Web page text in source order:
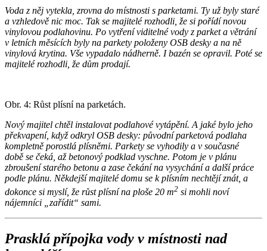
Voda z něj vytekla, zrovna do místnosti s parketami. Ty už byly staré
a vzhledově nic moc. Tak se majitelé rozhodli, že si pořídí novou
vinylovou podlahovinu. Po vytření viditelné vody z parket a větrání
v letních měsících byly na parkety položeny OSB desky a na ně
vinylová krytina. Vše vypadalo nádherně. I bazén se opravil. Poté se
majitelé rozhodli, že dům prodají.
Obr. 4: Růst plísní na parketách.
Nový majitel chtěl instalovat podlahové vytápění. A jaké bylo jeho
překvapení, když odkryl OSB desky: původní parketová podlaha
kompletně porostlá plísněmi. Parkety se vyhodily a v současné
době se čeká, až betonový podklad vyschne. Potom je v plánu
zbroušení starého betonu a zase čekání na vysychání a další práce
podle plánu. Někdejší majitelé domu se k plísním nechtějí znát, a
dokonce si myslí, že růst plísní na ploše 20 m2 si mohli noví
nájemníci „zařídit“ sami.
Prasklá přípojka vody v místnosti nad